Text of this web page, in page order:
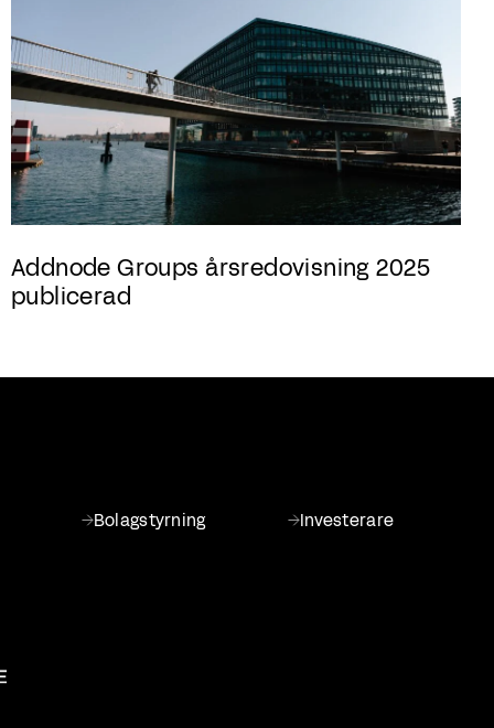
Addnode Groups årsredovisning 2025
publicerad
Bolagstyrning Investerare